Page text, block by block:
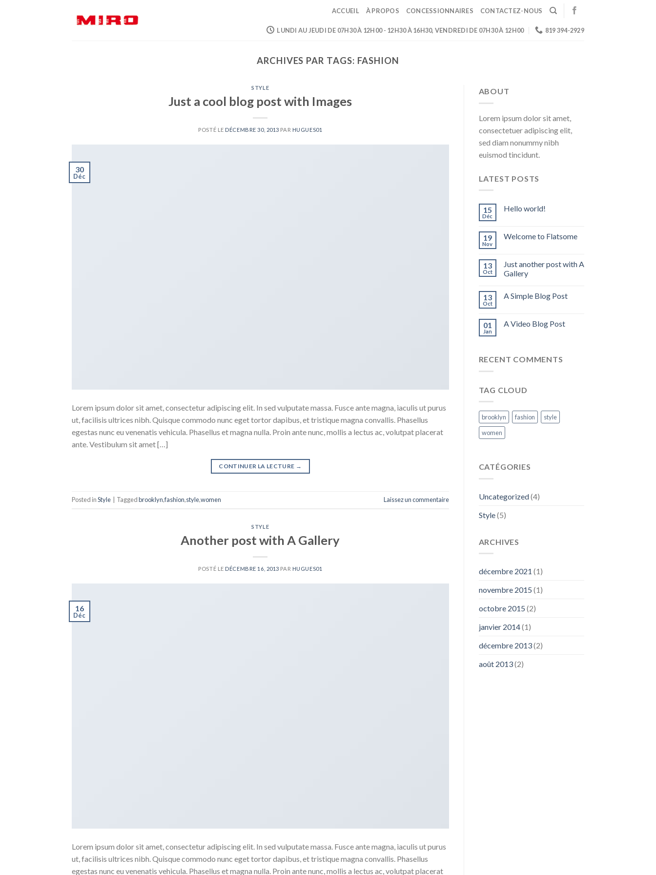
ACCUEIL À PROPOS CONCESSIONNAIRES CONTACTEZ-NOUS
LUNDI AU JEUDI DE 07H30 À 12H00 - 12H30 À 16H30, VENDREDI DE 07H30 À 12H00 819 394-2929
ARCHIVES PAR TAGS: FASHION
STYLE
Just a cool blog post with Images
POSTÉ LE DÉCEMBRE 30, 2013 PAR HUGUES01
30
Déc
Lorem ipsum dolor sit amet, consectetur adipiscing elit. In sed vulputate massa. Fusce ante magna, iaculis ut purus
ut, facilisis ultrices nibh. Quisque commodo nunc eget tortor dapibus, et tristique magna convallis. Phasellus
egestas nunc eu venenatis vehicula. Phasellus et magna nulla. Proin ante nunc, mollis a lectus ac, volutpat placerat
ante. Vestibulum sit amet […]
CONTINUER LA LECTURE →
Posted inStyle Taggedbrooklyn,fashion,style,women Laissez un commentaire
STYLE
Another post with A Gallery
POSTÉ LE DÉCEMBRE 16, 2013 PAR HUGUES01
16
Déc
Lorem ipsum dolor sit amet, consectetur adipiscing elit. In sed vulputate massa. Fusce ante magna, iaculis ut purus
ut, facilisis ultrices nibh. Quisque commodo nunc eget tortor dapibus, et tristique magna convallis. Phasellus
egestas nunc eu venenatis vehicula. Phasellus et magna nulla. Proin ante nunc, mollis a lectus ac, volutpat placerat
ABOUT
Lorem ipsum dolor sit amet,
consectetuer adipiscing elit,
sed diam nonummy nibh
euismod tincidunt.
LATEST POSTS
15
Déc
Hello world!
19
Nov
Welcome to Flatsome
13
Oct
Just another post with A
Gallery
13
Oct
A Simple Blog Post
01
Jan
A Video Blog Post
RECENT COMMENTS
TAG CLOUD
brooklyn fashion
style
women
CATÉGORIES
Uncategorized(4)
Style(5)
ARCHIVES
décembre 2021 (1)
novembre 2015 (1)
octobre 2015 (2)
janvier 2014(1)
décembre 2013(2)
août 2013(2)